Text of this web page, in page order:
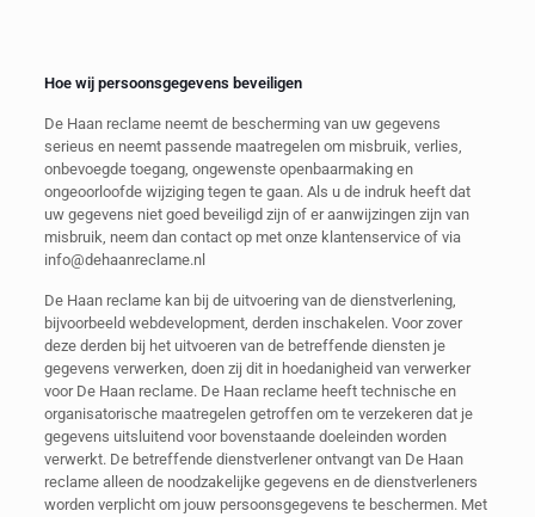
Hoe wij persoonsgegevens beveiligen
De Haan reclame neemt de bescherming van uw gegevens
serieus en neemt passende maatregelen om misbruik, verlies,
onbevoegde toegang, ongewenste openbaarmaking en
ongeoorloofde wijziging tegen te gaan. Als u de indruk heeft dat
uw gegevens niet goed beveiligd zijn of er aanwijzingen zijn van
misbruik, neem dan contact op met onze klantenservice of via
info@dehaanreclame.nl
De Haan reclame kan bij de uitvoering van de dienstverlening,
bijvoorbeeld webdevelopment, derden inschakelen. Voor zover
deze derden bij het uitvoeren van de betreffende diensten je
gegevens verwerken, doen zij dit in hoedanigheid van verwerker
voor De Haan reclame. De Haan reclame heeft technische en
organisatorische maatregelen getroffen om te verzekeren dat je
gegevens uitsluitend voor bovenstaande doeleinden worden
verwerkt. De betreffende dienstverlener ontvangt van De Haan
reclame alleen de noodzakelijke gegevens en de dienstverleners
worden verplicht om jouw persoonsgegevens te beschermen. Met